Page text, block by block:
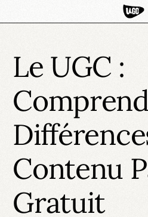
Le UGC :
Contenu
Gratuit
HOT